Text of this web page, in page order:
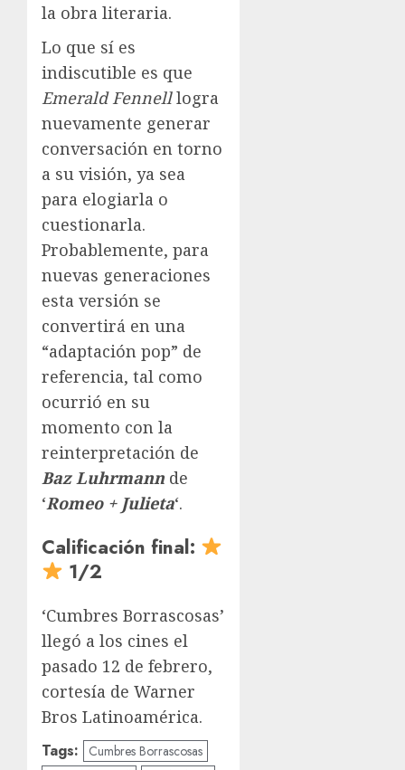
la obra literaria.
Lo que sí es
indiscutible es que
Emerald Fennelllogra
nuevamente generar
conversación en torno
a su visión, ya sea
para elogiarla o
cuestionarla.
Probablemente, para
nuevas generaciones
esta versión se
convertirá en una
“adaptación pop” de
referencia, tal como
ocurrió en su
momento con la
reinterpretación de
Baz Luhrmann de
‘Romeo + Julieta‘.
Calificación final:
1/2
‘Cumbres Borrascosas’
llegó a los cines el
pasado 12 de febrero,
cortesía de Warner
Bros Latinoamérica.
Tags:
Cumbres Borrascosas